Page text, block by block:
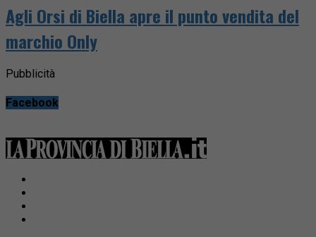
Agli Orsi di Biella apre il punto vendita del
marchio Only
Pubblicità
Facebook